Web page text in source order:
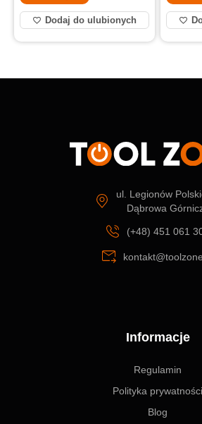
Dodaj do ulubionych
ul. Legionów
Dąbrowa
(+48) 451 061
Informacje
Regulamin
Polityka prywatności
Blog